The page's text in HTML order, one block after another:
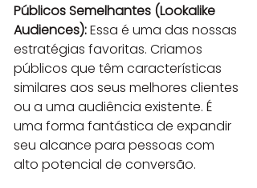
Públicos Semelhantes (Lookalike
Audiences): Essa é uma das nossas
estratégias favoritas. Criamos
públicos que têm características
similares aos seus melhores clientes
ou a uma audiência existente. É
uma forma fantástica de expandir
seu alcance para pessoas com
alto potencial de conversão.